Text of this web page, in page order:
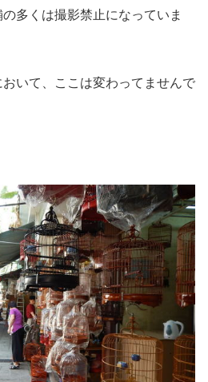
多くは撮影禁止になっていま
いて、ここは変わってませんで